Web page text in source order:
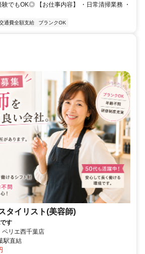
でもOK◎ 【お仕事内容】 ・日常清掃業務 ・
通費全額支給 ブランクOK
タイリスト(美容師)
す
リエ西千葉店
駅直結